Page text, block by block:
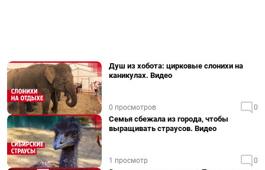
Душ из хобота: цирковые слонихи на
каникулах. Видео
0 просмотров 0
Семья сбежала из города, чтобы
выращивать страусов. Видео
1 просмотр 0